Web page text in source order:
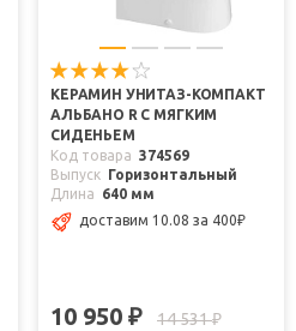
КЕРАМИН УНИТАЗ-КОМПАКТ
АЛЬБАНО R С МЯГКИМ
СИДЕНЬЕМ
Код товара 374569
Выпуск Горизонтальный
Длина
640 мм
доставим 10.08 за 400₽
10 950 ₽ 14 531₽